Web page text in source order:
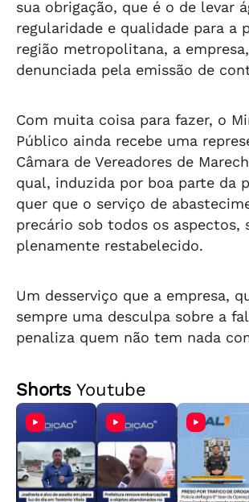
sua obrigação, que é o de levar
regularidade e qualidade para a
região metropolitana, a
denunciada pela emissão de
Com muita coisa para fazer, o
Público ainda recebe uma
Câmara de Vereadores de
qual, induzida por boa parte da
quer que o serviço de
precário sob todos os aspectos,
plenamente restabelecido.
Um desserviço que a empresa,
sempre uma desculpa sobre a
penaliza quem não tem nada
ShortsYoutube